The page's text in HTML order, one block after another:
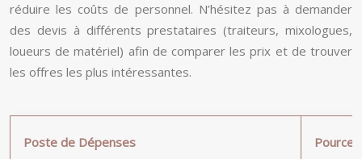
réduire les coûts de personnel. N’hésitez pas à demander
des devis à différents prestataires (traiteurs, mixologues,
loueurs de matériel) afin de comparer les prix et de trouver
les offres les plus intéressantes.
Poste de Dépenses